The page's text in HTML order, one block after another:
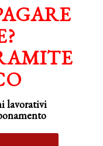
lavorativi